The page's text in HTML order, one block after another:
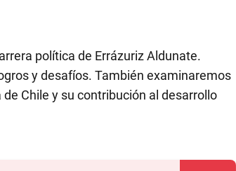
política de Errázuriz Aldunate.
y desafíos. También examinaremos
Chile y su contribución al desarrollo